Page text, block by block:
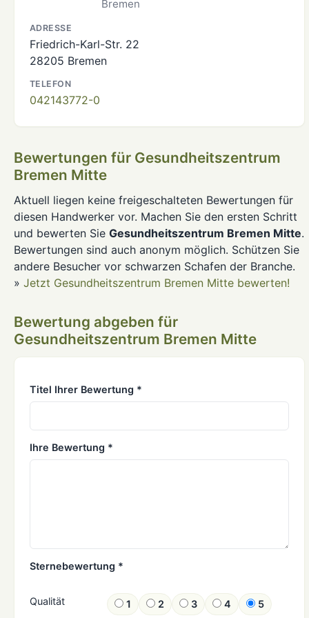
Bremen
ADRESSE
Friedrich-Karl-Str. 22
28205 Bremen
TELEFON
042143772-0
Bewertungen für Gesundheitszentrum
Bremen Mitte
Aktuell liegen keine freigeschalteten Bewertungen für
diesen Handwerker vor. Machen Sie den ersten Schritt
und bewerten Sie Gesundheitszentrum Bremen Mitte.
Bewertungen sind auch anonym möglich. Schützen Sie
andere Besucher vor schwarzen Schafen der Branche.
» Jetzt Gesundheitszentrum Bremen Mitte bewerten!
Bewertung abgeben für
Gesundheitszentrum Bremen Mitte
Titel Ihrer Bewertung *
Ihre Bewertung *
Sternebewertung *
Qualität 1 2 3 4 5